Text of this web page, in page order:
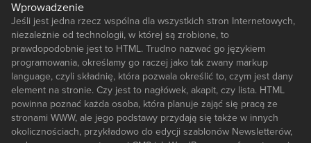
Wprowadzenie
Jeśli jest jedna rzecz wspólna dla wszystkich stron Internetowych,
niezależnie od technologii, w której są zrobione, to
prawdopodobnie jest to HTML. Trudno nazwać go językiem
programowania, określamy go raczej jako tak zwany markup
language, czyli składnię, która pozwala określić to, czym jest dany
element na stronie. Czy jest to nagłówek, akapit, czy lista. HTML
powinna poznać każda osoba, która planuje zająć się pracą ze
stronami WWW, ale jego podstawy przydają się także w innych
okolicznościach, przykładowo do edycji szablonów Newsletterów,